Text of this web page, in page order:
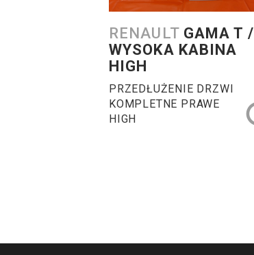
RENAULT GAMA T /
WYSOKA KABINA
HIGH
PRZEDŁUŻENIE DRZWI
KOMPLETNE PRAWE
HIGH